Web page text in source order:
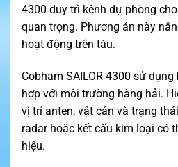
4300 duy trì kênh dự phòng
quan trọng. Phương án này
hoạt động trên tàu.
Cobham SAILOR 4300 sử
hợp với môi trường hàng hải.
vị trí anten, vật cản và trạng
radar hoặc kết cấu kim loại có
hiệu.